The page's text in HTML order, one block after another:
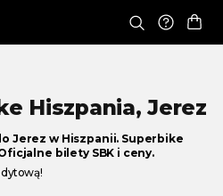
Hiszpania, Jerez
Jerez w Hiszpanii. Superbike
bilety SBK i ceny.